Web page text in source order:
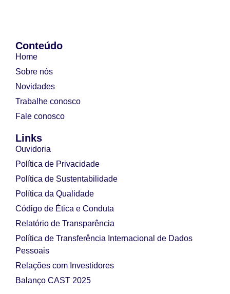
Conteúdo
Home
Sobre nós
Novidades
Trabalhe conosco
Fale conosco
Links
Ouvidoria
Política de Privacidade
Política de Sustentabilidade
Política da Qualidade
Código de Ética e Conduta
Relatório de Transparência
Política de Transferência Internacional de Dados
Pessoais
Relações com Investidores
Balanço CAST 2025